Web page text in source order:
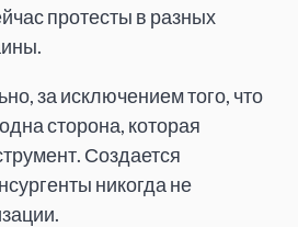
протесты в разных
за исключением того, что
сторона, которая
Создается
никогда не